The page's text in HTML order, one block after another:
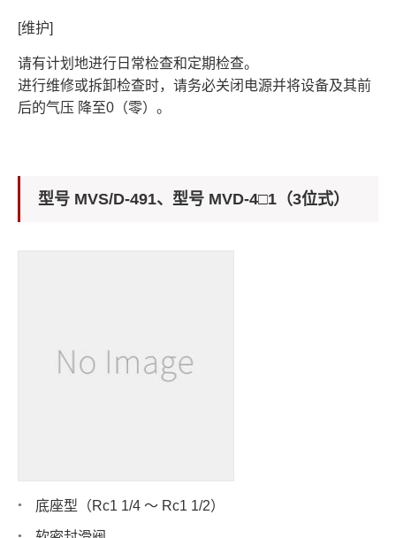
[维护]
请有计划地进行日常检查和定期检查。
进行维修或拆卸检查时，请务必关闭电源并将设备及其前
后的气压 降至0（零）。
型号 MVS/D-491、型号 MVD-4□1（3位式）
底座型（Rc1 1/4 ～ Rc1 1/2）